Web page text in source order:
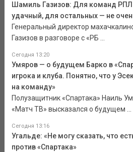
Шамиль Газизов: Для команд
удачный, для остальных — не
Генеральный директор
Газизов в разговоре с «РБ ...
Сегодня 13:20
Умяров — о будущем Барко в
игрока и клуба. Понятно, что у
на команду»
Полузащитник «Спартака» Наиль
«Матч ТВ» высказался о будущем ...
Сегодня 13:16
Угальде: «Не могу сказать, что
против «Спартака»